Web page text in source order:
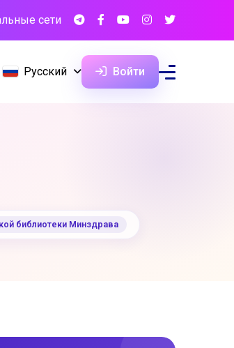
сети
Русский Войти
библиотеки Минздрава